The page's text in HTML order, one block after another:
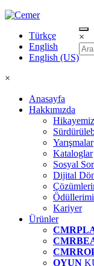
Türkçe
English
English (US)
×
×
Anasayfa
Hakkımızda
Hikayemiz
Yarışmalar
Kataloglar
Sosyal
Dijital
Kariyer
Ürünler
OYUN